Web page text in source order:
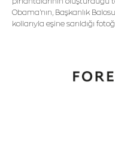
Obama'nın, Başkanlık
kollarıyla eşine sarıldığı